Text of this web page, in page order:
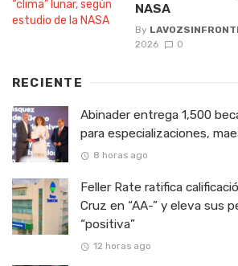
NASA
By
2026
0
RECIENTE
Abinader entrega 1,500
para especializaciones,
8 horas ago
Feller Rate ratifica
Cruz en “AA-” y eleva sus
“positiva”
12 horas ago